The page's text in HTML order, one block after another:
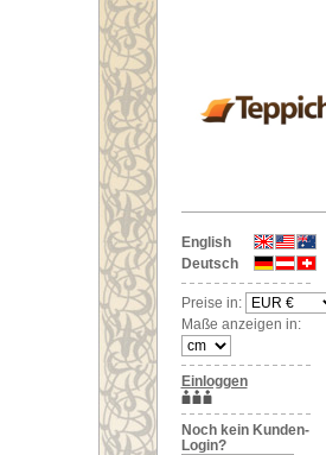
English
Deutsch
Preise in:
Maße anzeigen in:
Einloggen
Noch kein Kunden-
Login?